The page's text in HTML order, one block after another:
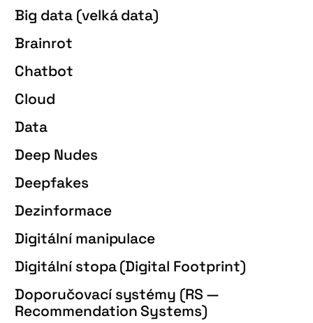
Big data (velká data)
Brainrot
Chatbot
Cloud
Data
Deep Nudes
Deepfakes
Dezinformace
Digitální manipulace
Digitální stopa (Digital Footprint)
Doporučovací systémy (RS —
Recommendation Systems)